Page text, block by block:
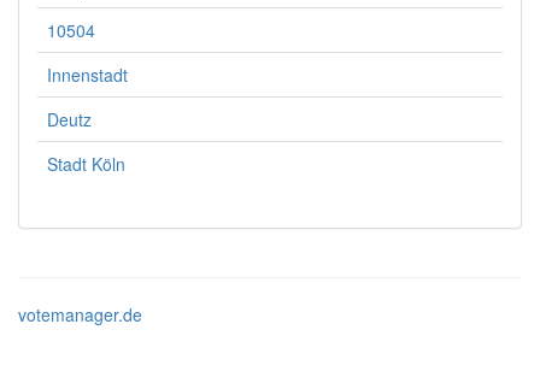
10504
Innenstadt
Deutz
Stadt Köln
votemanager.de